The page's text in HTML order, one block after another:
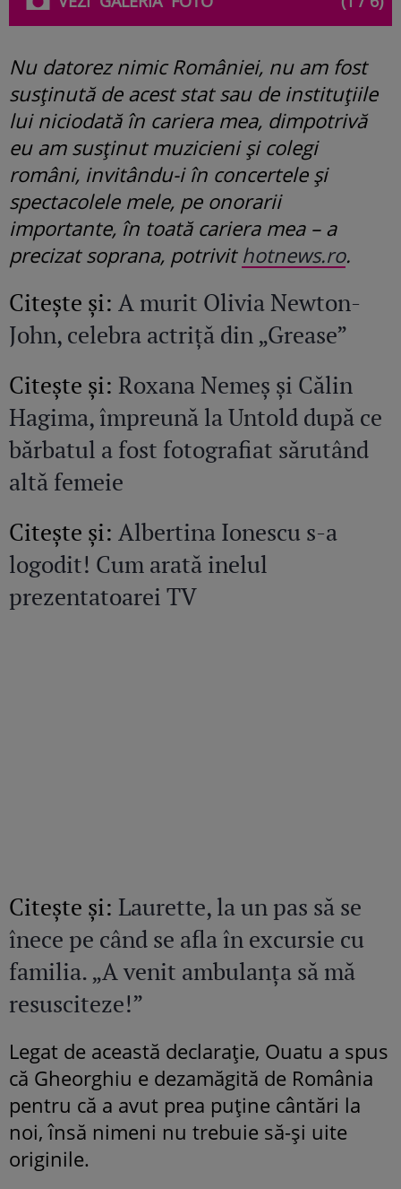
Nu datorez nimic României, nu am fost
susținută de acest stat sau de instituțiile
lui niciodată în cariera mea, dimpotrivă
eu am susținut muzicieni și colegi
români, invitându-i în concertele și
spectacolele mele, pe onorarii
importante, în toată cariera mea – a
precizat soprana, potrivit hotnews.ro.
Citeşte şi: A murit Olivia Newton-
John, celebra actriță din „Grease”
Citeşte şi: Roxana Nemeș și Călin
Hagima, împreună la Untold după ce
bărbatul a fost fotografiat sărutând
altă femeie
Citeşte şi: Albertina Ionescu s-a
logodit! Cum arată inelul
prezentatoarei TV
Citeşte şi: Laurette, la un pas să se
înece pe când se afla în excursie cu
familia. „A venit ambulanța să mă
resusciteze!”
Legat de această declarație, Ouatu a spus
că Gheorghiu e dezamăgită de România
pentru că a avut prea puține cântări la
noi, însă nimeni nu trebuie să-și uite
originile.